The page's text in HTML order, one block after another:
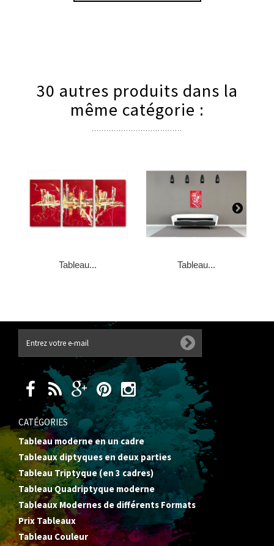
30 autres produits dans la
même catégorie :
Tableau... Tableau...
CATÉGORIES
Tableau moderne en un cadre
Tableaux diptyques en deux parties
Tableau Triptyque (en 3 cadres)
Tableau Quadriptyque moderne
Tableaux Modernes de différents Formats
Prix Tableaux
Tableau Couleur